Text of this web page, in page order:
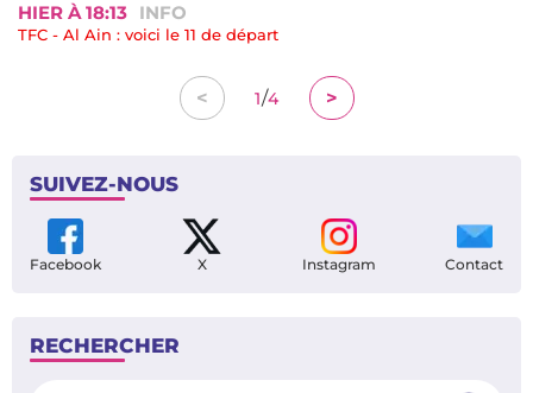
HIER À 18:13 INFO
TFC - Al Ain : voici le 11 de départ
< 1/4 >
SUIVEZ-NOUS
Facebook X Instagram Contact
RECHERCHER